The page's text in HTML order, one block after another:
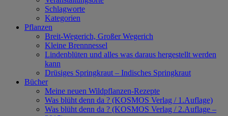
Schlagworte
Kategorien
Pflanzen
Breit-Wegerich, Großer Wegerich
Kleine Brennnessel
Lindenblüten und alles was daraus hergestellt werden
kann
Drüsiges Springkraut – Indisches Springkraut
Bücher
Meine neuen Wildpflanzen-Rezepte
Was blüht denn da ? (KOSMOS Verlag / 1.Auflage)
Was blüht denn da ? (KOSMOS Verlag / 2.Auflage –